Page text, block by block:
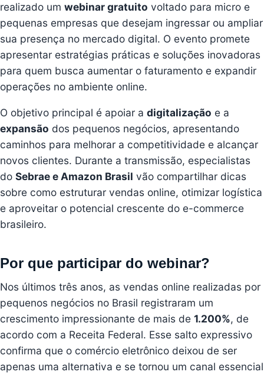
realizado um webinar gratuito voltado para micro e
pequenas empresas que desejam ingressar ou ampliar
sua presença no mercado digital. O evento promete
apresentar estratégias práticas e soluções inovadoras
para quem busca aumentar o faturamento e expandir
operações no ambiente online.
O objetivo principal é apoiar a digitalização e a
expansão dos pequenos negócios, apresentando
caminhos para melhorar a competitividade e alcançar
novos clientes. Durante a transmissão, especialistas
do Sebrae e Amazon Brasil vão compartilhar dicas
sobre como estruturar vendas online, otimizar logística
e aproveitar o potencial crescente do e-commerce
brasileiro.
Por que participar do webinar?
Nos últimos três anos, as vendas online realizadas por
pequenos negócios no Brasil registraram um
crescimento impressionante de mais de 1.200%, de
acordo com a Receita Federal. Esse salto expressivo
confirma que o comércio eletrônico deixou de ser
apenas uma alternativa e se tornou um canal essencial